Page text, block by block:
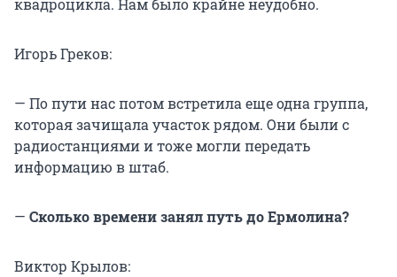
квадроцикла. Нам было крайне неудобно.
Игорь Греков:
— По пути нас потом встретила еще одна группа,
которая зачищала участок рядом. Они были с
радиостанциями и тоже могли передать
информацию в штаб.
— Сколько времени занял путь до Ермолина?
Виктор Крылов: